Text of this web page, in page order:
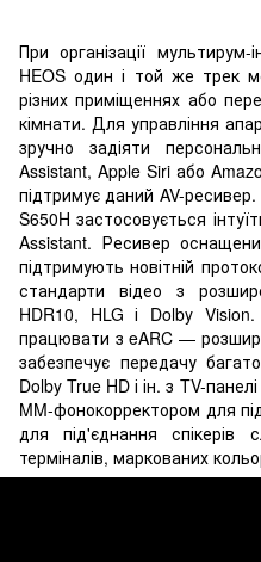
При організації мультирум-
HEOS один і той же трек
різних приміщеннях або
кімнати. Для управління
зручно задіяти
Assistant, Apple Siri або
підтримує даний AV-
S650H застосовується
Assistant. Ресивер
підтримують новітній
стандарти відео з
HDR10, HLG і Dolby
працювати з eARC —
забезпечує передачу
Dolby True HD і ін. з TV-
MM-фонокорректором для
для під'єднання
терміналів, маркованих